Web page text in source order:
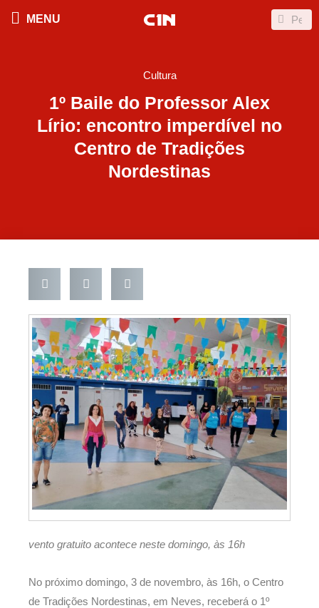
para
MENU Search
Search
Cultura
1º Baile do Professor Alex
Lírio: encontro imperdível no
Centro de Tradições
Nordestinas
vento gratuito acontece neste domingo, às 16h
No próximo domingo, 3 de novembro, às 16h, o Centro
de Tradições Nordestinas, em Neves, receberá o 1º